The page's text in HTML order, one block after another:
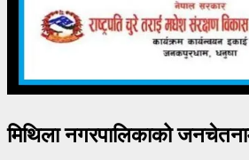
मिथिला नगरपालिकाको